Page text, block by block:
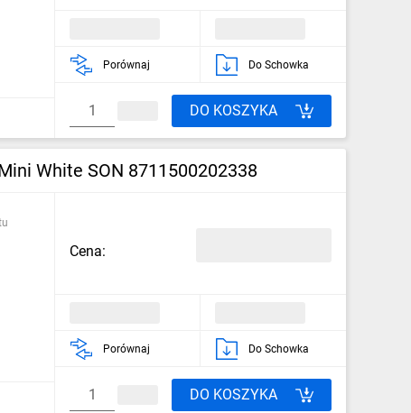
Porównaj Do Schowka
DO KOSZYKA
White SON 8711500202338
Cena:
Porównaj Do Schowka
DO KOSZYKA